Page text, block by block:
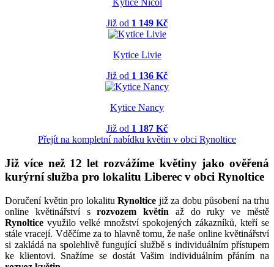
Kytice Nicol
Již od 1 149 Kč
Kytice Livie
Již od 1 136 Kč
Kytice Nancy
Již od 1 187 Kč
Přejít na kompletní nabídku květin v obci Rynoltice
Již více než 12 let rozvážíme květiny jako ověřená
kurýrní služba pro lokalitu Liberec v obci Rynoltice
Doručení květin pro lokalitu Rynoltice již za dobu působení na trhu
online květinářství srozvozem květin až do ruky ve městě
Rynoltice využilo velké množství spokojených zákazníků, kteří se
stále vracejí. Vděčíme za to hlavně tomu, že naše online květinářství
si zakládá na spolehlivě fungující službě s individuálním přístupem
ke klientovi. Snažíme se dostát Vašim individuálním přáním na